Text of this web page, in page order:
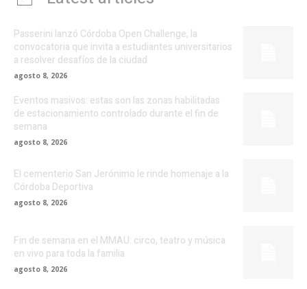
Passerini lanzó Córdoba Open Challenge, la
convocatoria que invita a estudiantes universitarios
a resolver desafíos de la ciudad
agosto 8, 2026
Eventos masivos: estas son las zonas habilitadas
de estacionamiento controlado durante el fin de
semana
agosto 8, 2026
El cementerio San Jerónimo le rinde homenaje a la
Córdoba Deportiva
agosto 8, 2026
Fin de semana en el MMAU: circo, teatro y música
en vivo para toda la familia
agosto 8, 2026